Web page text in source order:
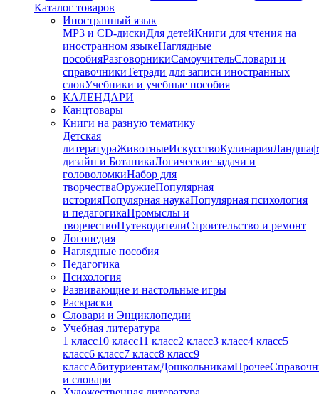
Каталог товаров
Иностранный язык
MP3 и CD-дискиДля детейКниги для чтения на
иностранном языкеНаглядные
пособияРазговорникиСамоучительСловари и
справочникиТетради для записи иностранных
словУчебники и учебные пособия
КАЛЕНДАРИ
Канцтовары
Книги на разную тематику
Детская
литератураЖивотныеИскусствоКулинария
дизайн и БотаникаЛогические задачи и
головоломкиНабор для
творчестваОружиеПопулярная
историяПопулярная наукаПопулярная психология
и педагогикаПромыслы и
творчествоПутеводителиСтроительство и ремонт
Логопедия
Наглядные пособия
Педагогика
Психология
Развивающие и настольные игры
Раскраски
Словари и Энциклопедии
Учебная литература
1 класс10 класс11 класс2 класс3 класс4 класс5
класс6 класс7 класс8 класс9
классАбитуриентамДошкольникамПрочее
и словари